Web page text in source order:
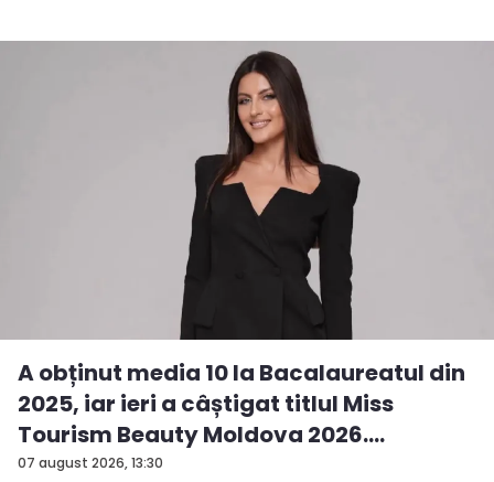
07 august 2026, 13:30
A obținut media 10 la Bacalaureatul din
2025, iar ieri a câștigat titlul Miss
Tourism Beauty Moldova 2026.
Andreea...